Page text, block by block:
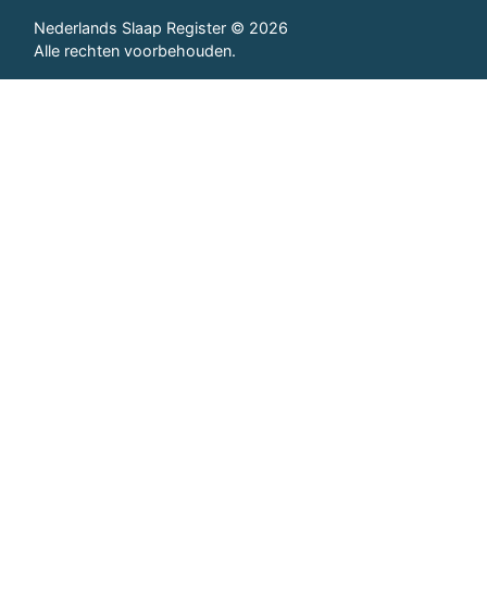
Nederlands Slaap Register © 2026
Alle rechten voorbehouden.